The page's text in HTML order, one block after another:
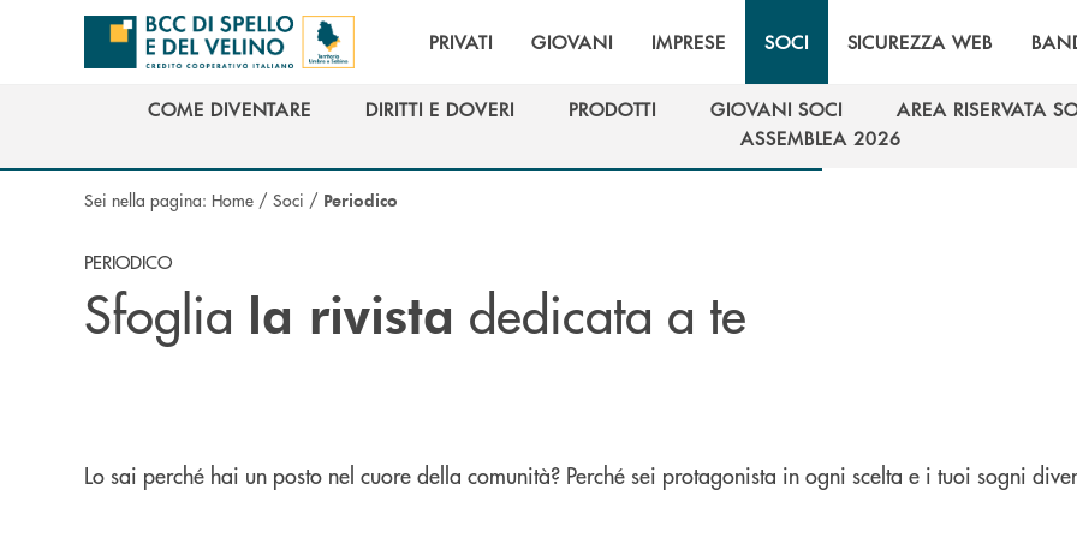
Salta al contenuto principale
PRIVATI GIOVANI IMPRESE SOCI SICUREZZA WEB
COME DIVENTARE
DIRITTI E DOVERI
PRODOTTI
GIOVANI SOCI
GIOVANI SOCI
AREA RISERVATA
AREA RISERVATA
ASSEMBLEA 2026
ASSEMBLEA 2026
Sei nella pagina: Home / Soci / Periodico
PERIODICO
Sfoglia la rivista dedicata a te
Lo sai perché hai un posto nel cuore della comunità? Perché sei protagonista in ogni scelta e i tuoi sogni